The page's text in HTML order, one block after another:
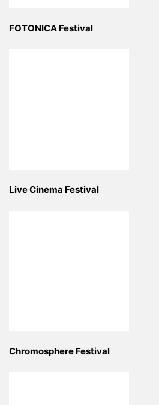
FOTONICA Festival
Live Cinema Festival
Chromosphere Festival